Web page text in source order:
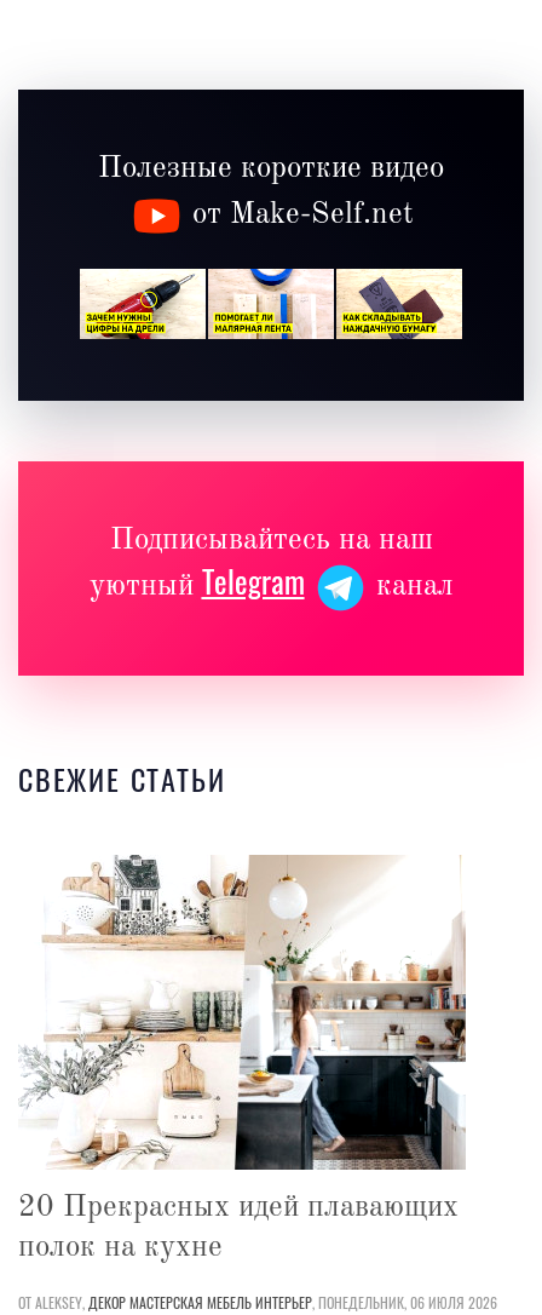
Полезные короткие видео
от Make-Self.net
Подписывайтесь на наш
уютный Telegram канал
СВЕЖИЕ СТАТЬИ
20 Прекрасных идей плавающих
полок на кухне
ОТ ALEKSEY, ДЕКОРМАСТЕРСКАЯ МЕБЕЛЬИНТЕРЬЕР,ПОНЕДЕЛЬНИК, 06 ИЮЛЯ 2026